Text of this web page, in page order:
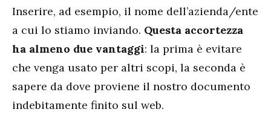
Inserire, ad esempio, il nome dell’azienda/ente
a cui lo stiamo inviando. Questa accortezza
ha almeno due vantaggi: la prima è evitare
che venga usato per altri scopi, la seconda è
sapere da dove proviene il nostro documento
indebitamente finito sul web.